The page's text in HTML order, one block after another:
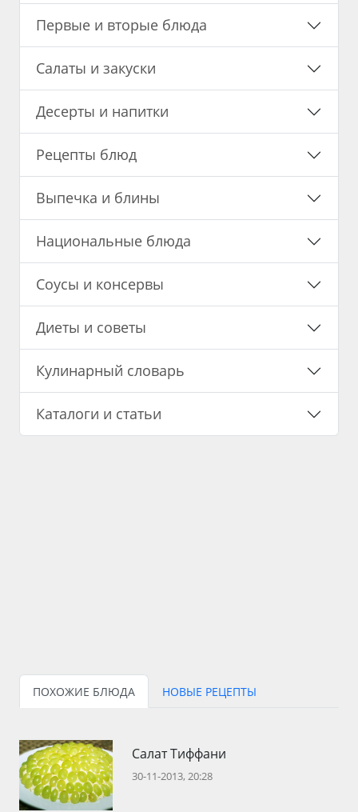
Первые и вторые блюда
Салаты и закуски
Десерты и напитки
Рецепты блюд
Выпечка и блины
Национальные блюда
Соусы и консервы
Диеты и советы
Кулинарный словарь
Каталоги и статьи
ПОХОЖИЕ БЛЮДА НОВЫЕ РЕЦЕПТЫ
Салат Тиффани
30-11-2013, 20:28